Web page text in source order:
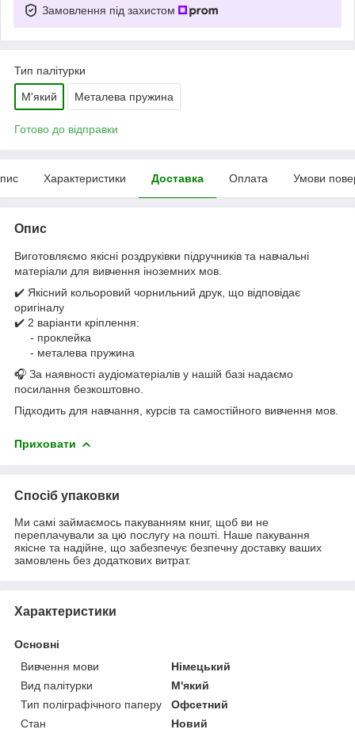
Замовлення під захистом
Тип палітурки
М'який Металева пружина
Готово до відправки
Характеристики Доставка Оплата Умови
Опис
Виготовляємо якісні роздруківки підручників та навчальні
матеріали для вивчення іноземних мов.
✔️ Якісний кольоровий чорнильний друк, що відповідає
оригіналу
✔️ 2 варіанти кріплення:
- проклейка
- металева пружина
🎧 За наявності аудіоматеріалів у нашій базі надаємо
посилання безкоштовно.
Підходить для навчання, курсів та самостійного вивчення мов.
Приховати
Спосіб упаковки
Ми самі займаємось пакуванням книг, щоб ви не
переплачували за цю послугу на пошті. Наше пакування
якісне та надійне, що забезпечує безпечну доставку ваших
замовлень без додаткових витрат.
Характеристики
Основні
Вивчення мови
Німецький
Вид палітурки
М'який
Тип поліграфічного паперу
Офсетний
Стан
Новий